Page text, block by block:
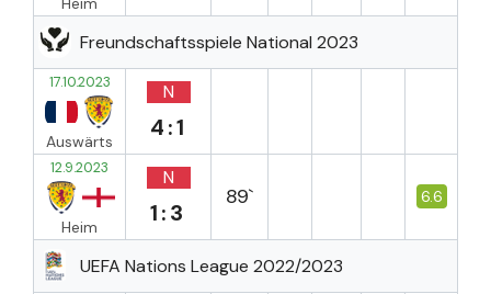
Freundschaftsspiele National 2023
17.10.2023
Auswärts
N
4:1
12.9.2023
Heim
N
1:3
89` 6.6
UEFA Nations League 2022/2023